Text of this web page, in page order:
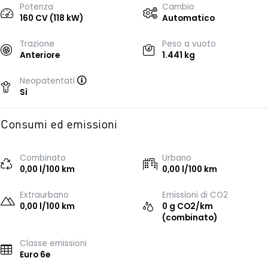
Potenza
160 CV (118 kW)
Cambio
Automatico
Trazione
Anteriore
Peso a vuoto
1.441 kg
Neopatentati
Sì
Consumi ed emissioni
Combinato
0,00 l/100 km
Urbano
0,00 l/100 km
Extraurbano
0,00 l/100 km
Emissioni di CO2
0 g CO2/km
(combinato)
Classe emissioni
Euro 6e